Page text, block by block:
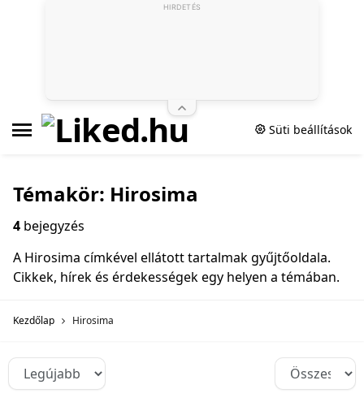
Süti beállítások
Témakör: Hirosima
4 bejegyzés
A Hirosima címkével ellátott tartalmak gyűjtőoldala.
Cikkek, hírek és érdekességek egy helyen a témában.
Kezdőlap Hirosima
HIRDETÉS